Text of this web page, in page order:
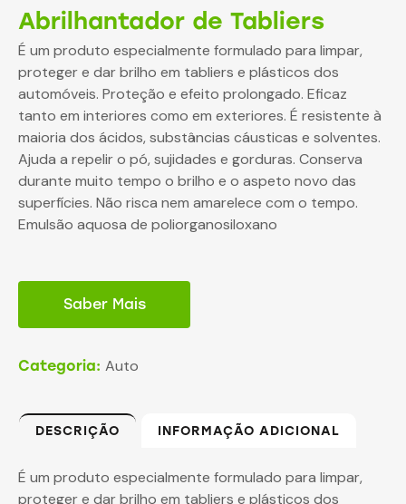
Abrilhantador de Tabliers
É um produto especialmente formulado para limpar,
proteger e dar brilho em tabliers e plásticos dos
automóveis. Proteção e efeito prolongado. Eficaz
tanto em interiores como em exteriores. É resistente à
maioria dos ácidos, substâncias cáusticas e solventes.
Ajuda a repelir o pó, sujidades e gorduras. Conserva
durante muito tempo o brilho e o aspeto novo das
superfícies. Não risca nem amarelece com o tempo.
Emulsão aquosa de poliorganosiloxano
Saber Mais
Categoria: Auto
DESCRIÇÃO INFORMAÇÃO ADICIONAL
É um produto especialmente formulado para limpar,
proteger e dar brilho em tabliers e plásticos dos